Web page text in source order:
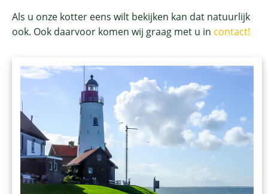
Als u onze kotter eens wilt bekijken kan dat natuurlijk
ook. Ook daarvoor komen wij graag met u in contact!